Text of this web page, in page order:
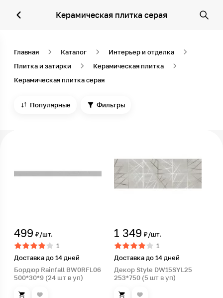
Керамическая плитка серая
Главная Каталог
Интерьер и отделка
Плитка и затирки
Керамическая плитка
Керамическая плитка серая
Популярные Фильтры
499 ₽/шт.
1
Доставка до 14 дней
Бордюр Rainfall BW0RFL06
500*30*9 (24 шт в уп)
1 349 ₽/шт.
1
Доставка до 14 дней
Декор Style DW15SYL25
253*750 (5 шт в уп)